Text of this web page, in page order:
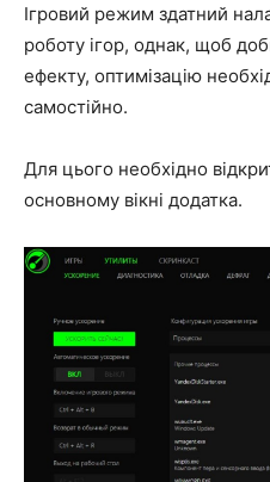
Ігровий режим здатний
роботу ігор, однак, щоб
ефекту, оптимізацію
самостійно.
Для цього необхідно
основному вікні додатка.